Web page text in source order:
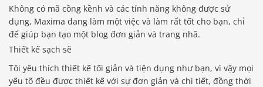
Không có mã cồng kềnh và các tính năng không được sử
dụng, Maxima đang làm một việc và làm rất tốt cho bạn, chỉ
để giúp bạn tạo một blog đơn giản và trang nhã.
Thiết kế sạch sẽ
Tôi yêu thích thiết kế tối giản và tiện dụng như bạn, vì vậy mọi
yếu tố đều được thiết kế với sự đơn giản và chi tiết, đồng thời